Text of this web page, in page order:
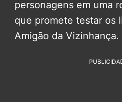
personagens em uma
que promete testar os
Amigão da Vizinhança.